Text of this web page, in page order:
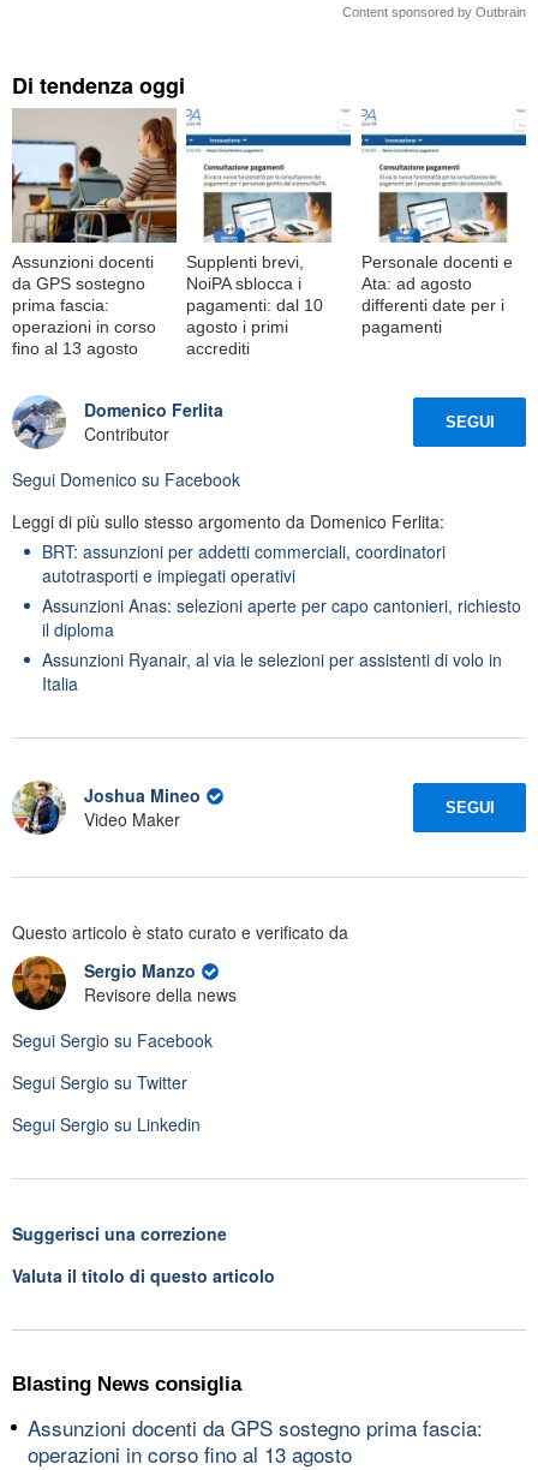
Content sponsored by Outbrain
Di tendenza oggi
Assunzioni docenti
da GPS sostegno
prima fascia:
operazioni in corso
fino al 13 agosto
Supplenti brevi,
NoiPA sblocca i
pagamenti: dal 10
agosto i primi
accrediti
Personale docenti e
Ata: ad agosto
differenti date per i
pagamenti
Domenico Ferlita
Contributor
SEGUI
Segui Domenico su Facebook
Leggi di più sullo stesso argomento da Domenico Ferlita:
BRT: assunzioni per addetti commerciali, coordinatori
autotrasporti e impiegati operativi
Assunzioni Anas: selezioni aperte per capo cantonieri, richiesto
il diploma
Assunzioni Ryanair, al via le selezioni per assistenti di volo in
Italia
Joshua Mineo
Video Maker
SEGUI
Questo articolo è stato curato e verificato da
Sergio Manzo
Revisore della news
Segui Sergio su Facebook
Segui Sergio su Twitter
Segui Sergio su Linkedin
Suggerisci una correzione
Valuta il titolo di questo articolo
Blasting News consiglia
Assunzioni docenti da GPS sostegno prima fascia:
operazioni in corso fino al 13 agosto